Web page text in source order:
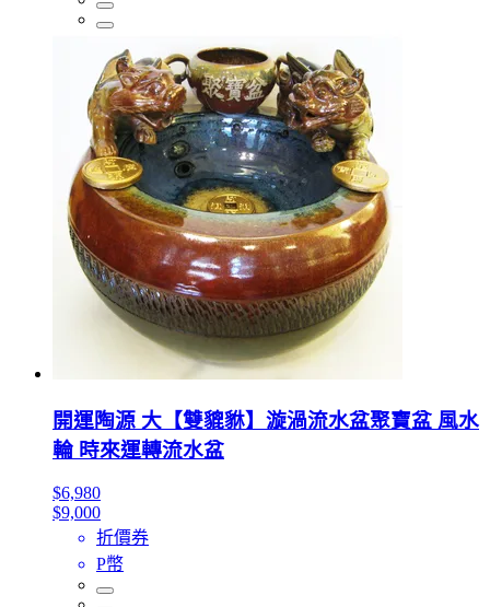
開運陶源 大【雙貔貅】漩渦流水盆聚寶盆 風水
輪 時來運轉流水盆
$6,980
$9,000
折價券
P幣